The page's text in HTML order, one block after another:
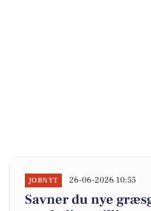
JOBNYT 26-06-2026 10:55
Savner du nye